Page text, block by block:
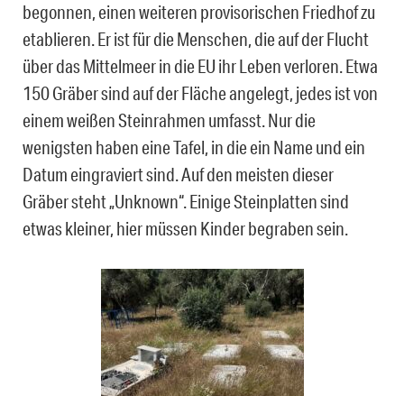
begonnen, einen weiteren provisorischen Friedhof zu
etablieren. Er ist für die Menschen, die auf der Flucht
über das Mittelmeer in die EU ihr Leben verloren. Etwa
150 Gräber sind auf der Fläche angelegt, jedes ist von
einem weißen Steinrahmen umfasst. Nur die
wenigsten haben eine Tafel, in die ein Name und ein
Datum eingraviert sind. Auf den meisten dieser
Gräber steht „Unknown“. Einige Steinplatten sind
etwas kleiner, hier müssen Kinder begraben sein.